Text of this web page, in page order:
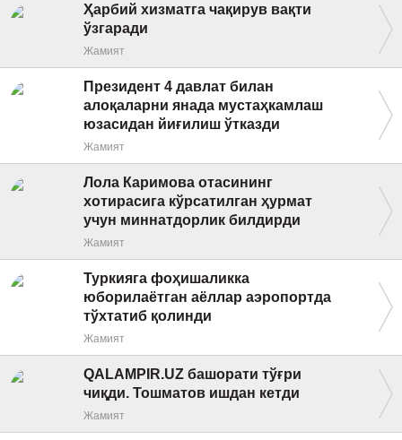
Ҳарбий хизматга чақирув вақти
ўзгаради
Жамият
Президент 4 давлат билан
алоқаларни янада мустаҳкамлаш
юзасидан йиғилиш ўтказди
Жамият
Лола Каримова отасининг
хотирасига кўрсатилган ҳурмат
учун миннатдорлик билдирди
Жамият
Туркияга фоҳишаликка
юборилаётган аёллар аэропортда
тўхтатиб қолинди
Жамият
QALAMPIR.UZ башорати тўғри
чиқди. Тошматов ишдан кетди
Жамият